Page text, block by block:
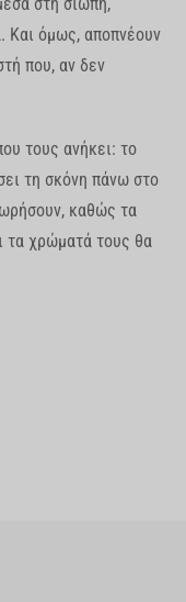
Και όμως, αποπνέουν
που, αν δεν
τους ανήκει: το
τη σκόνη πάνω στο
καθώς τα
τα χρώματά τους θα